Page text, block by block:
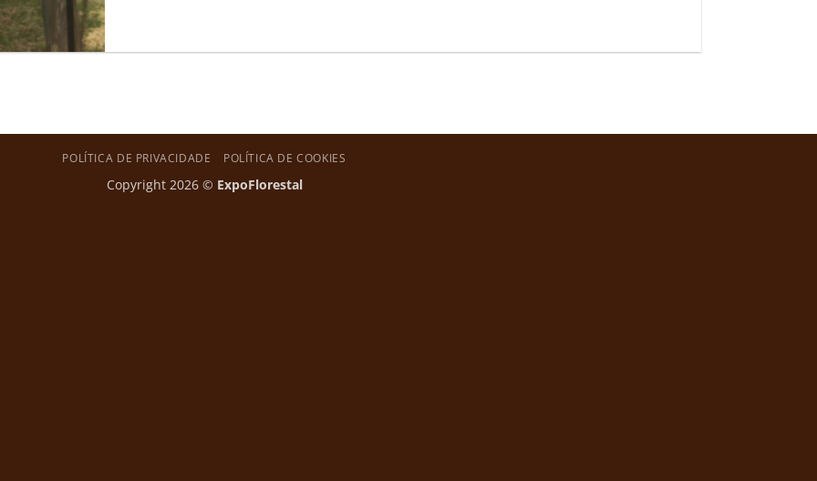
POLÍTICA DE PRIVACIDADE POLÍTICA DE COOKIES
Copyright 2026 © ExpoFlorestal